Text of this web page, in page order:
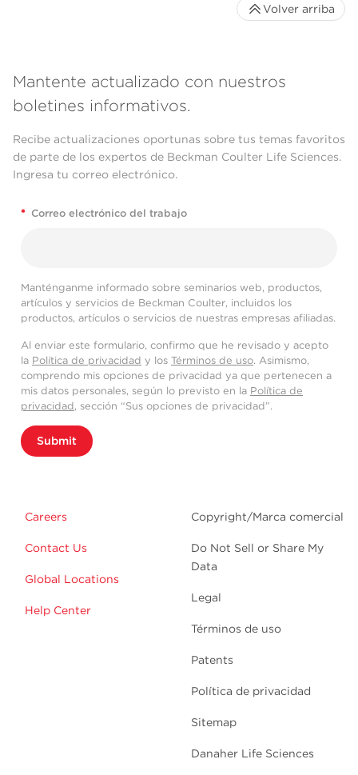
Mantente actualizado con nuestros
boletines informativos.
Recibe actualizaciones oportunas sobre tus temas favoritos
de parte de los expertos de Beckman Coulter Life Sciences.
Ingresa tu correo electrónico.
* Correo electrónico del trabajo
Manténganme informado sobre seminarios web, productos,
artículos y servicios de Beckman Coulter, incluidos los
productos, artículos o servicios de nuestras empresas afiliadas.
Al enviar este formulario, confirmo que he revisado y acepto
la Política de privacidad y los Términos de uso. Asimismo,
comprendo mis opciones de privacidad ya que pertenecen a
mis datos personales, según lo previsto en la Política de
privacidad, sección “Sus opciones de privacidad”.
Submit
Careers
Contact Us
Global Locations
Help Center
Copyright/Marca comercial
Do Not Sell or Share My
Data
Legal
Términos de uso
Patents
Política de privacidad
Sitemap
Danaher Life Sciences
Volver arriba